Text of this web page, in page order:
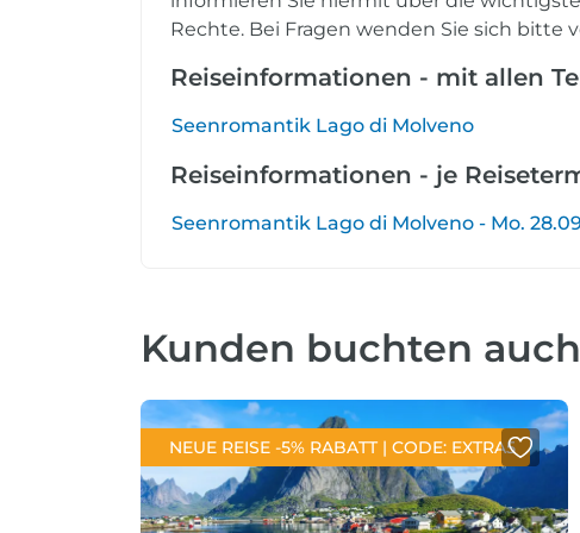
Rechte. Bei Fragen wenden Sie sich bitte
Reiseinformationen - mit allen
Seenromantik Lago di Molveno
Reiseinformationen - je
Seenromantik Lago di Molveno - Mo.
Kunden buchten auch
NEUE REISE -5% RABATT | CODE: EXTRA5